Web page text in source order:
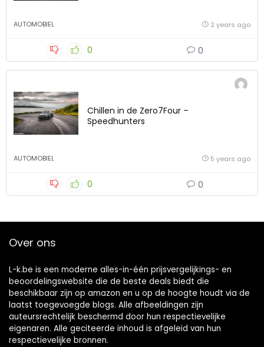
AUTOMOBIEL 2 years ago
0 0
Chillen in de Zero7Four –
Speedhunters
AUTOMOBIEL 5 years ago
0 0
Over ons
L-k.be is een moderne alles-in-één prijsvergelijkings- en
beoordelingswebsite die de beste deals biedt die
beschikbaar zijn op amazon en u op de hoogte houdt via de
laatst toegevoegde blogs. Alle afbeeldingen zijn
auteursrechtelijk beschermd door hun respectievelijke
eigenaren. Alle geciteerde inhoud is afgeleid van hun
respectievelijke bronnen.